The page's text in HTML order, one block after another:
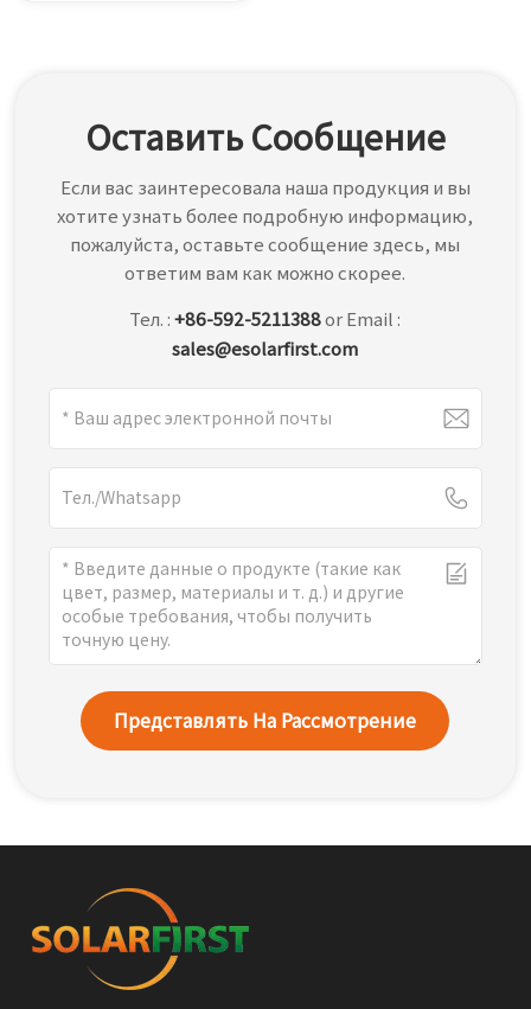
Оставить Сообщение
Если вас заинтересовала наша продукция и вы
хотите узнать более подробную информацию,
пожалуйста, оставьте сообщение здесь, мы
ответим вам как можно скорее.
Тел. :+86-592-5211388or Email :
sales@esolarfirst.com
Представлять На Рассмотрение